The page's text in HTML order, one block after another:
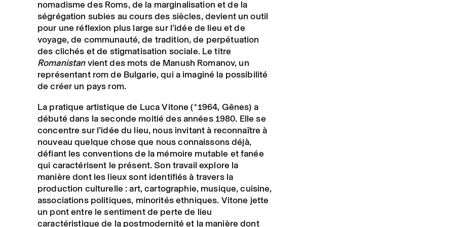
nomadisme des Roms, de la marginalisation et de la
ségrégation subies au cours des siècles, devient un outil
pour une réflexion plus large sur l’idée de lieu et de
voyage, de communauté, de tradition, de perpétuation
des clichés et de stigmatisation sociale. Le titre
Romanistanvient des mots de Manush Romanov, un
représentant rom de Bulgarie, qui a imaginé la possibilité
de créer un pays rom.
La pratique artistique de Luca Vitone (*1964, Gênes) a
débuté dans la seconde moitié des années 1980. Elle se
concentre sur l’idée du lieu, nous invitant à reconnaître à
nouveau quelque chose que nous connaissons déjà,
défiant les conventions de la mémoire mutable et fanée
qui caractérisent le présent. Son travail explore la
manière dont les lieux sont identiﬁés à travers la
production culturelle : art, cartographie, musique, cuisine,
associations politiques, minorités ethniques. Vitone jette
un pont entre le sentiment de perte de lieu
caractéristique de la postmodernité et la manière dont